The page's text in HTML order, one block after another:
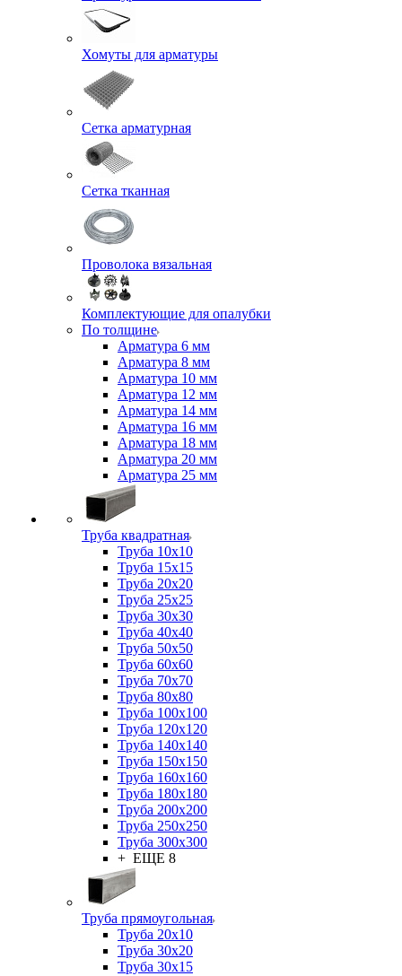
Хомуты для арматуры
Сетка арматурная
Сетка тканная
Проволока вязальная
Комплектующие для опалубки
По толщине
Арматура 6 мм
Арматура 8 мм
Арматура 10 мм
Арматура 12 мм
Арматура 14 мм
Арматура 16 мм
Арматура 18 мм
Арматура 20 мм
Арматура 25 мм
Труба квадратная
Труба 10x10
Труба 15x15
Труба 20x20
Труба 25x25
Труба 30x30
Труба 40x40
Труба 50x50
Труба 60x60
Труба 70x70
Труба 80x80
Труба 100x100
Труба 120x120
Труба 140x140
Труба 150x150
Труба 160x160
Труба 180x180
Труба 200x200
Труба 250x250
Труба 300x300
+ ЕЩЕ 8
Труба прямоугольная
Труба 20x10
Труба 30x20
Труба 30x15